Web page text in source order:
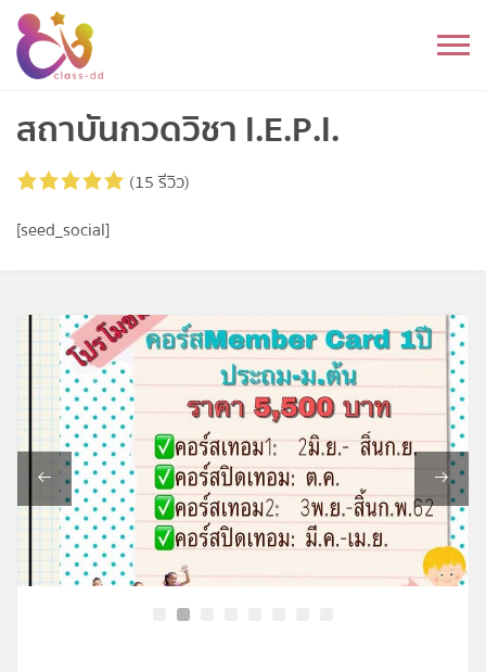
Skip
content
ประถม
มัธยมต้น
อุดมศึกษา
ดนตรี
อื่นๆ
โปรไฟล์
ข่าวสาร
สถาบันกวดวิชา I.E.P.I.
(15 รีวิว)
[seed_social]